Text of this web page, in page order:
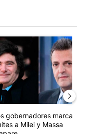
economistas
artículo de tendencia
gobernadores marcan
a Milei y Massa